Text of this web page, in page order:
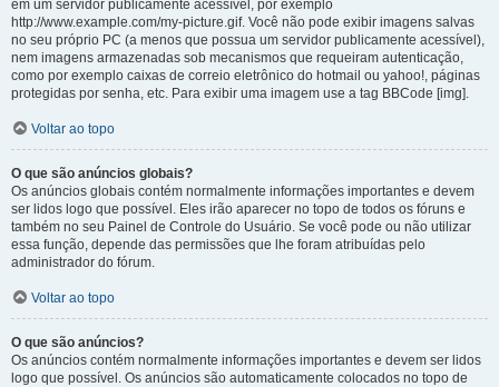
em um servidor publicamente acessível, por exemplo
http://www.example.com/my-picture.gif. Você não pode exibir imagens salvas
no seu próprio PC (a menos que possua um servidor publicamente acessível),
nem imagens armazenadas sob mecanismos que requeiram autenticação,
como por exemplo caixas de correio eletrônico do hotmail ou yahoo!, páginas
protegidas por senha, etc. Para exibir uma imagem use a tag BBCode [img].
Voltar ao topo
O que são anúncios globais?
Os anúncios globais contém normalmente informações importantes e devem
ser lidos logo que possível. Eles irão aparecer no topo de todos os fóruns e
também no seu Painel de Controle do Usuário. Se você pode ou não utilizar
essa função, depende das permissões que lhe foram atribuídas pelo
administrador do fórum.
Voltar ao topo
O que são anúncios?
Os anúncios contém normalmente informações importantes e devem ser lidos
logo que possível. Os anúncios são automaticamente colocados no topo de